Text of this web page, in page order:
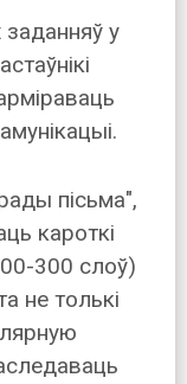
у
пісьма",
кароткі
300 слоў)
не толькі